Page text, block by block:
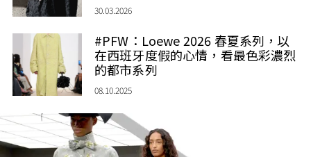
30.03.2026
#PFW：Loewe 2026 春夏系列，以
在西班牙度假的心情，看最色彩濃烈
的都市系列
08.10.2025